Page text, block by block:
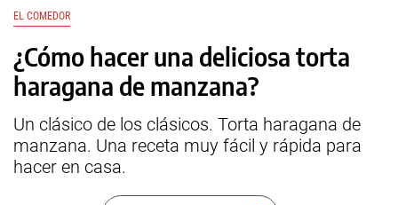
EL COMEDOR
¿Cómo hacer una deliciosa torta
haragana de manzana?
Un clásico de los clásicos. Torta haragana de
manzana. Una receta muy fácil y rápida para
hacer en casa.